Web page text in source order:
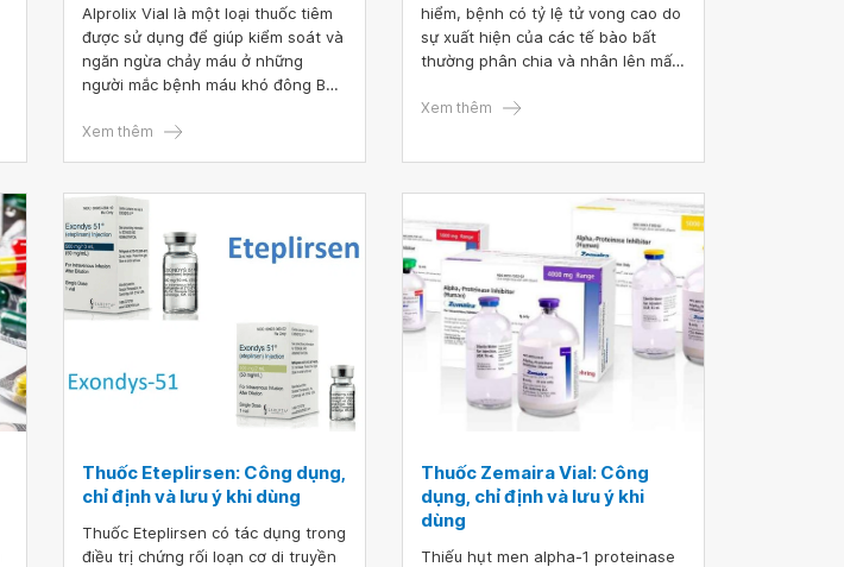
Alprolix Vial là một loại thuốc tiêm
được sử dụng để giúp kiểm soát và
ngăn ngừa chảy máu ở những
người mắc bệnh máu khó đông B
khó đông B còn được gọi là thiếu
Xem thêm
hiểm, bệnh có tỷ lệ tử vong cao do
sự xuất hiện của các tế bào bất
thường phân chia và nhân lên mất
lành hoặc di căn đi xa. Hiện nay có
Xem thêm
Thuốc Eteplirsen: Công dụng,
chỉ định và lưu ý khi dùng
Thuốc Eteplirsen có tác dụng trong
điều trị chứng rối loạn cơ di truyền
Thuốc Zemaira Vial: Công
dụng, chỉ định và lưu ý khi
dùng
Thiếu hụt men alpha-1 proteinase